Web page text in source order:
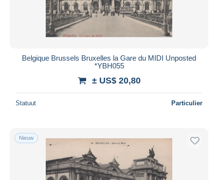
Belgique Brussels Bruxelles la Gare du MIDI Unposted
*YBH055
± US$ 20,80
Statuut Particulier
Nieuw